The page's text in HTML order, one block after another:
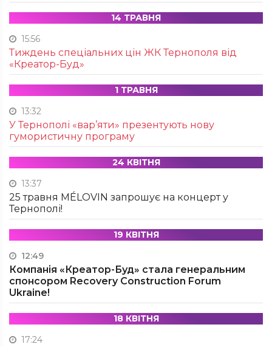
14 ТРАВНЯ
15:56
Тиждень спеціальних цін ЖК Тернополя від
«Креатор-Буд»
1 ТРАВНЯ
13:32
У Тернополі «вар’яти» презентують нову
гумористичну програму
24 КВІТНЯ
13:37
25 травня MÉLOVIN запрошує на концерт у
Тернополі!
19 КВІТНЯ
12:49
Компанія «Креатор-Буд» стала генеральним
спонсором Recovery Construction Forum
Ukraine!
18 КВІТНЯ
17:24